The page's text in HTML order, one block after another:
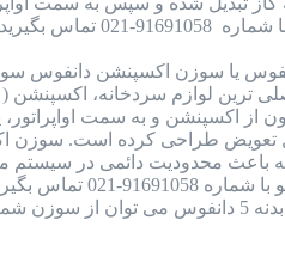
دانفوس (شیر…
یا سوزن اکسپنشن دانفوس
لوازم سردخانه، اکسپنشن (
از اکسپنشن و به سمت
محدودیت دائمی در سیستم